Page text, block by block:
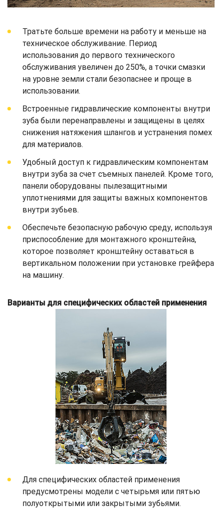
Тратьте больше времени на работу и меньше на
техническое обслуживание. Период
использования до первого технического
обслуживания увеличен до 250%, а точки смазки
на уровне земли стали безопаснее и проще в
использовании.
Встроенные гидравлические компоненты внутри
зуба были перенаправлены и защищены в целях
снижения натяжения шлангов и устранения помех
для материалов.
Удобный доступ к гидравлическим компонентам
внутри зуба за счет съемных панелей. Кроме того,
панели оборудованы пылезащитными
уплотнениями для защиты важных компонентов
внутри зубьев.
Обеспечьте безопасную рабочую среду, используя
приспособление для монтажного кронштейна,
которое позволяет кронштейну оставаться в
вертикальном положении при установке грейфера
на машину.
Варианты для специфических областей применения
Для специфических областей применения
предусмотрены модели с четырьмя или пятью
полуоткрытыми или закрытыми зубьями.